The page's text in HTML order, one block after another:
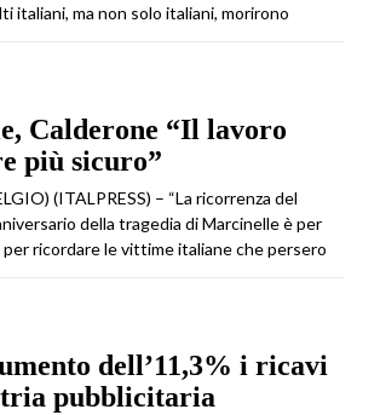
italiani, ma non solo italiani, morirono
Calderone “Il lavoro
più sicuro”
(ITALPRESS) – “La ricorrenza del
della tragedia di Marcinelle è per
ricordare le vittime italiane che persero
dell’11,3% i ricavi
pubblicitaria